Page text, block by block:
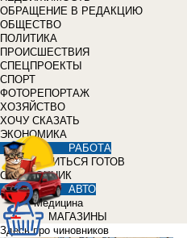
ОБРАЩЕНИЕ В РЕДАКЦИЮ
ОБЩЕСТВО
ПОЛИТИКА
ПРОИСШЕСТВИЯ
СПЕЦПРОЕКТЫ
СПОРТ
ФОТОРЕПОРТАЖ
ХОЗЯЙСТВО
ХОЧУ СКАЗАТЬ
ЭКОНОМИКА
РАБОТА
УЧИТЬСЯ ГОТОВ
СПРАВОЧНИК
АВТО
Медицина
МАГАЗИНЫ
Здесь про чиновников